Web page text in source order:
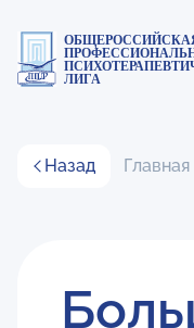
ЛИГА
Назад Главная